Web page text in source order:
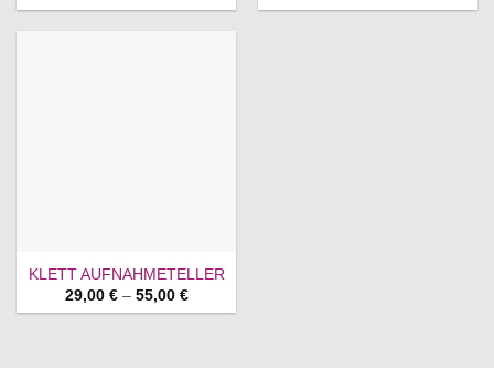
KLETT AUFNAHMETELLER
29,00 € – 55,00 €Price